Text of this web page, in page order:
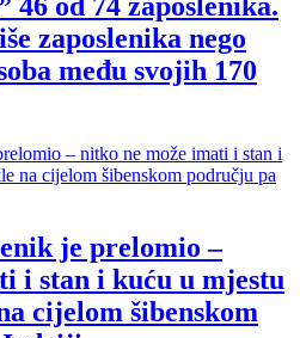
46 od 74 zaposlenika.
zaposlenika nego
među svojih 170
je prelomio –
i stan i kuću u mjestu
cijelom šibenskom